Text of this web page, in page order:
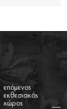
επόμενος
εκθεσιακός
χώρος